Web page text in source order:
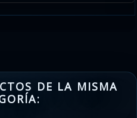
DE LA MISMA